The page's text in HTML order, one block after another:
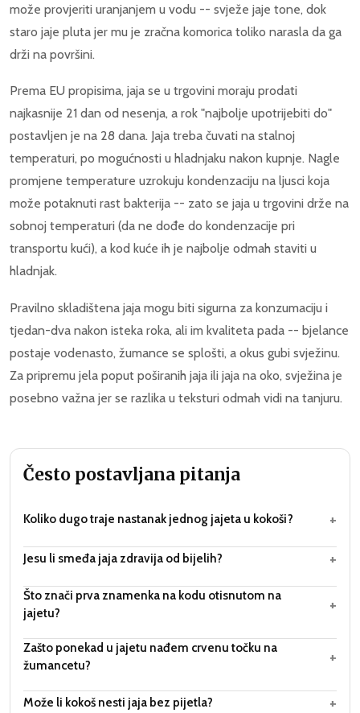
može provjeriti uranjanjem u vodu -- svježe jaje tone, dok
staro jaje pluta jer mu je zračna komorica toliko narasla da ga
drži na površini.
Prema EU propisima, jaja se u trgovini moraju prodati
najkasnije 21 dan od nesenja, a rok "najbolje upotrijebiti do"
postavljen je na 28 dana. Jaja treba čuvati na stalnoj
temperaturi, po mogućnosti u hladnjaku nakon kupnje. Nagle
promjene temperature uzrokuju kondenzaciju na ljusci koja
može potaknuti rast bakterija -- zato se jaja u trgovini drže na
sobnoj temperaturi (da ne dođe do kondenzacije pri
transportu kući), a kod kuće ih je najbolje odmah staviti u
hladnjak.
Pravilno skladištena jaja mogu biti sigurna za konzumaciju i
tjedan-dva nakon isteka roka, ali im kvaliteta pada -- bjelance
postaje vodenasto, žumance se splošti, a okus gubi svježinu.
Za pripremu jela poput poširanih jaja ili jaja na oko, svježina je
posebno važna jer se razlika u teksturi odmah vidi na tanjuru.
Često postavljana pitanja
Koliko dugo traje nastanak jednog jajeta u kokoši? +
Jesu li smeđa jaja zdravija od bijelih? +
Što znači prva znamenka na kodu otisnutom na
jajetu?
+
Zašto ponekad u jajetu nađem crvenu točku na
žumancetu?
+
Može li kokoš nesti jaja bez pijetla? +